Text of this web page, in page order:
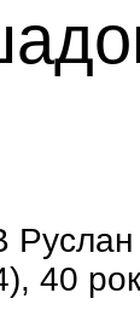
40